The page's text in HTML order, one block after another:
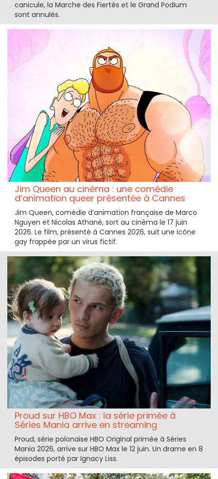
canicule, la Marche des Fiertés et le Grand Podium
sont annulés.
Jim Queen au cinéma : une comédie
d’animation queer présentée à Cannes
Jim Queen, comédie d’animation française de Marco
Nguyen et Nicolas Athané, sort au cinéma le 17 juin
2026. Le film, présenté à Cannes 2026, suit une icône
gay frappée par un virus fictif.
Proud sur HBO Max : la série primée à
Séries Mania arrive en streaming
Proud, série polonaise HBO Original primée à Séries
Mania 2026, arrive sur HBO Max le 12 juin. Un drame en 8
épisodes porté par Ignacy Liss.